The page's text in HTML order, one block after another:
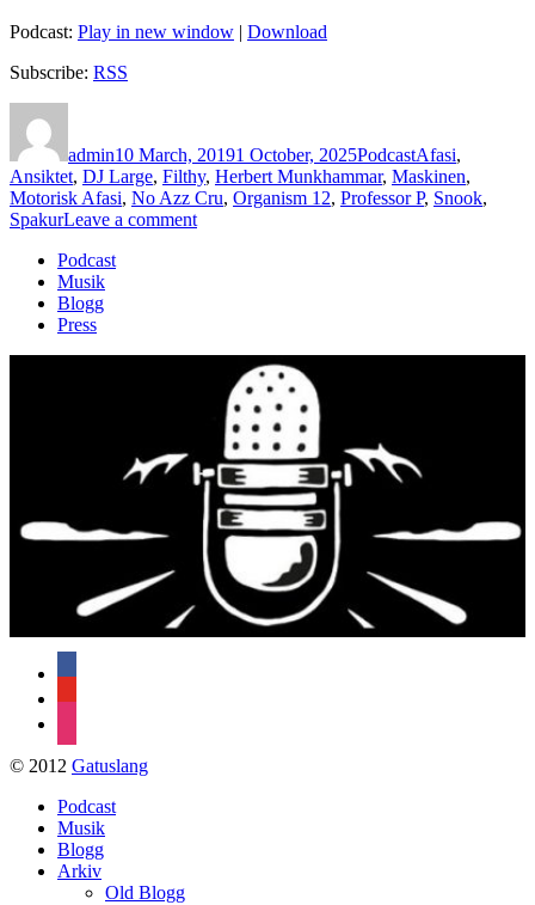
Podcast: Play in new window | Download
Subscribe: RSS
admin10 March, 20191 October, 2025PodcastAfasi,
Ansiktet, DJ Large, Filthy, Herbert Munkhammar, Maskinen,
Motorisk Afasi, No Azz Cru, Organism 12, Professor P, Snook,
SpakurLeave a commenton
Podcast
Musik
Blogg
Press
© 2012 Gatuslang
Podcast
Musik
Blogg
Arkiv
Old Blogg